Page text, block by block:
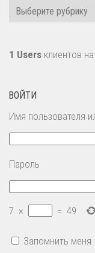
Рубрики
1 Users клиентов
ВОЙТИ
Имя пользователя
Пароль
7 × = 49
Запомнить меня